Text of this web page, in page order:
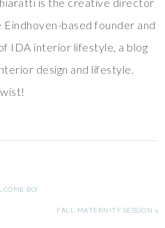
Eindhoven-based founder and
IDA interior lifestyle, a blog
design and lifestyle.
BO!
FALL MATERNITY SESSION »